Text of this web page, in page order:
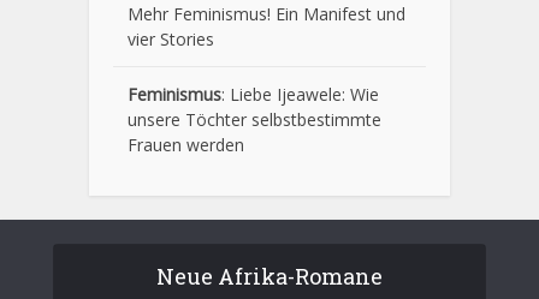
Mehr Feminismus! Ein Manifest und
vier Stories
Feminismus: Liebe Ijeawele: Wie
unsere Töchter selbstbestimmte
Frauen werden
Neue Afrika-Romane